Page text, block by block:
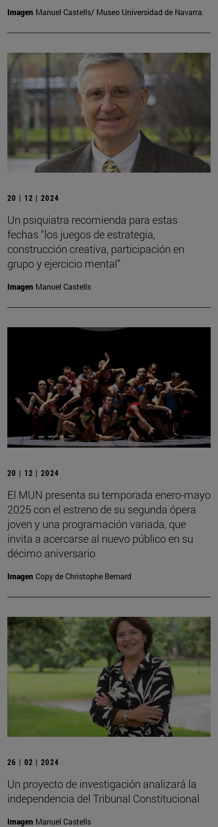
Imagen Manuel Castells/ Museo Universidad de Navarra.
20 | 12 | 2024
Un psiquiatra recomienda para estas
fechas “los juegos de estrategia,
construcción creativa, participación en
grupo y ejercicio mental”
Imagen Manuel Castells
20 | 12 | 2024
El MUN presenta su temporada enero-mayo
2025 con el estreno de su segunda ópera
joven y una programación variada, que
invita a acercarse al nuevo público en su
décimo aniversario
Imagen Copy de Christophe Bernard
26 | 02 | 2024
Un proyecto de investigación analizará la
independencia del Tribunal Constitucional
Imagen Manuel Castells